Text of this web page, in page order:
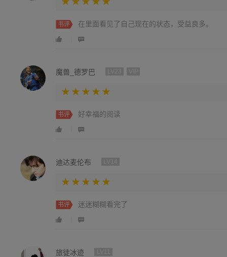
书评 在里面看见了自己现在的状态，受益良多。
魔兽_德罗巴
书评 好幸福的阅读
迪达麦伦布
书评 迷迷糊糊看完了
旅徒冰迹